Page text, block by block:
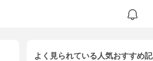
よく見られている人気おすすめ記